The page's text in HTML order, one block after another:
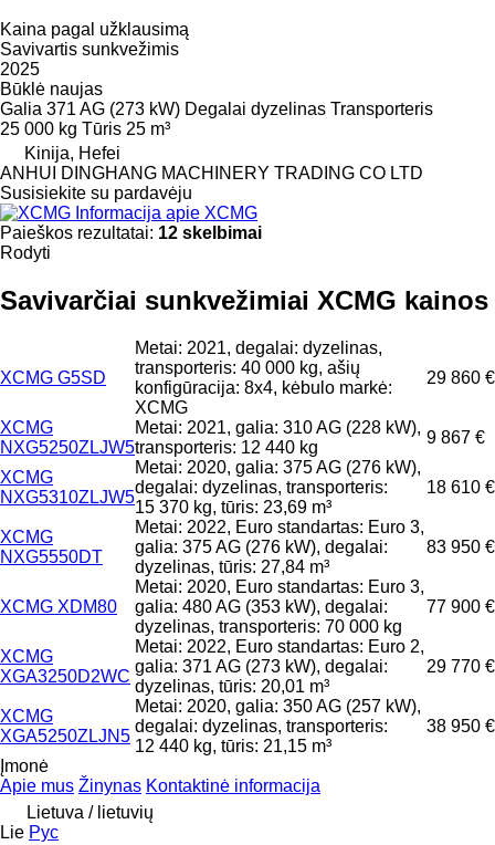
Kaina pagal užklausimą
Savivartis sunkvežimis
2025
Būklė naujas
Galia 371 AG (273 kW) Degalai dyzelinas Transporteris
25 000 kg Tūris 25 m³
Kinija, Hefei
ANHUI DINGHANG MACHINERY TRADING CO LTD
Susisiekite su pardavėju
Informacija apie XCMG
Paieškos rezultatai: 12 skelbimai
Rodyti
Savivarčiai sunkvežimiai XCMG kainos
XCMG G5SD
Metai: 2021, degalai: dyzelinas,
transporteris: 40 000 kg, ašių
konfigūracija: 8x4, kėbulo markė:
XCMG
29 860 €
XCMG
NXG5250ZLJW5
Metai: 2021, galia: 310 AG (228 kW),
transporteris: 12 440 kg
9 867 €
XCMG
NXG5310ZLJW5
Metai: 2020, galia: 375 AG (276 kW),
degalai: dyzelinas, transporteris:
15 370 kg, tūris: 23,69 m³
18 610 €
XCMG
NXG5550DT
Metai: 2022, Euro standartas: Euro 3,
galia: 375 AG (276 kW), degalai:
dyzelinas, tūris: 27,84 m³
83 950 €
XCMG XDM80
Metai: 2020, Euro standartas: Euro 3,
galia: 480 AG (353 kW), degalai:
dyzelinas, transporteris: 70 000 kg
77 900 €
XCMG
XGA3250D2WC
Metai: 2022, Euro standartas: Euro 2,
galia: 371 AG (273 kW), degalai:
dyzelinas, tūris: 20,01 m³
29 770 €
XCMG
XGA5250ZLJN5
Metai: 2020, galia: 350 AG (257 kW),
degalai: dyzelinas, transporteris:
12 440 kg, tūris: 21,15 m³
38 950 €
Įmonė
Apie mus Žinynas Kontaktinė informacija
Lietuva / lietuvių
Lie Рус